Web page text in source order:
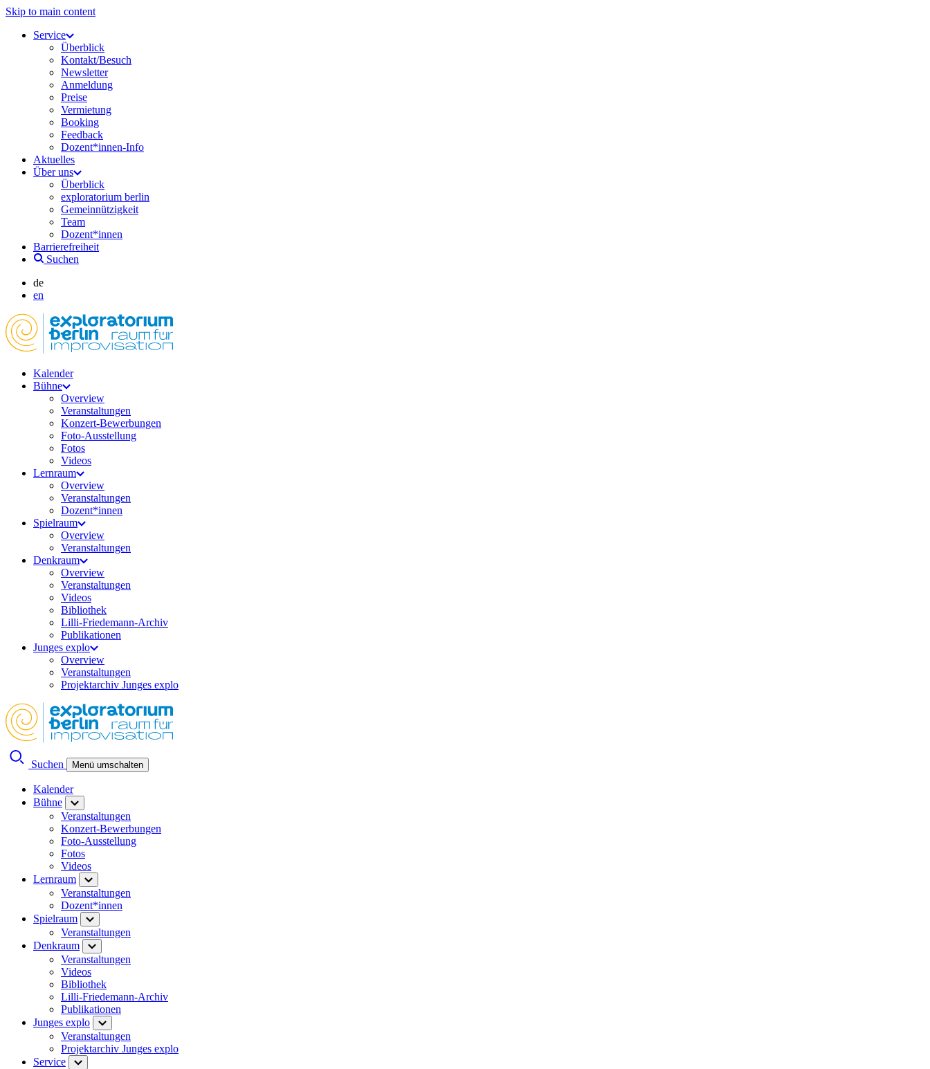
Skip to main content
Service
Überblick
Kontakt/Besuch
Newsletter
Anmeldung
Preise
Vermietung
Booking
Feedback
Dozent*innen-Info
Aktuelles
Über uns
Überblick
exploratorium berlin
Gemeinnützigkeit
Team
Dozent*innen
Barrierefreiheit
Suchen
de
en
Kalender
Bühne
Overview
Veranstaltungen
Konzert-Bewerbungen
Foto-Ausstellung
Fotos
Videos
Lernraum
Overview
Veranstaltungen
Dozent*innen
Spielraum
Overview
Veranstaltungen
Denkraum
Overview
Veranstaltungen
Videos
Bibliothek
Lilli-Friedemann-Archiv
Publikationen
Junges explo
Overview
Veranstaltungen
Projektarchiv Junges explo
Suchen Menü umschalten
Kalender
Bühne
Veranstaltungen
Konzert-Bewerbungen
Foto-Ausstellung
Fotos
Videos
Lernraum
Veranstaltungen
Dozent*innen
Spielraum
Veranstaltungen
Denkraum
Veranstaltungen
Videos
Bibliothek
Lilli-Friedemann-Archiv
Publikationen
Junges explo
Veranstaltungen
Projektarchiv Junges explo
Service